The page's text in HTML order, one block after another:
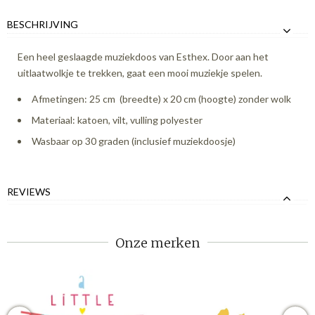
BESCHRIJVING
Een heel geslaagde muziekdoos van Esthex. Door aan het
uitlaatwolkje te trekken, gaat een mooi muziekje spelen.
Afmetingen: 25 cm (breedte) x 20 cm (hoogte) zonder wolk
Materiaal: katoen, vilt, vulling polyester
Wasbaar op 30 graden (inclusief muziekdoosje)
REVIEWS
Onze merken